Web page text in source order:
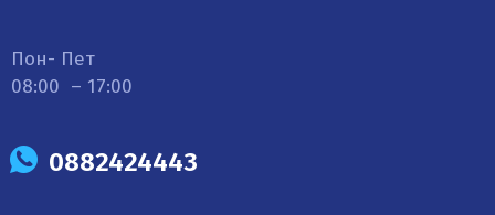
Пон- Пет
08:00 – 17:00
0882424443